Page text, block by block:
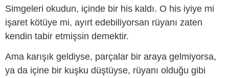
Simgeleri okudun, içinde bir his kaldı. O his iyiye mi
işaret kötüye mi, ayırt edebiliyorsan rüyanı zaten
kendin tabir etmişsin demektir.
Ama karışık geldiyse, parçalar bir araya gelmiyorsa,
ya da içine bir kuşku düştüyse, rüyanı olduğu gibi